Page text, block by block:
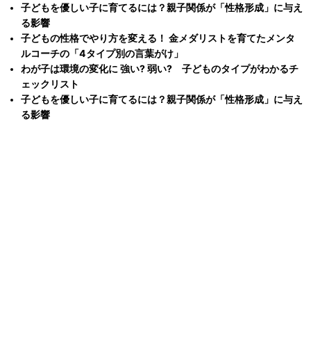
子どもを優しい子に育てるには？親子関係が「性格形成」に与え
る影響
子どもの性格でやり方を変える！ 金メダリストを育てたメンタ
ルコーチの「4タイプ別の言葉がけ」
わが子は環境の変化に 強い? 弱い? 子どものタイプがわかるチ
ェックリスト
子どもを優しい子に育てるには？親子関係が「性格形成」に与え
る影響